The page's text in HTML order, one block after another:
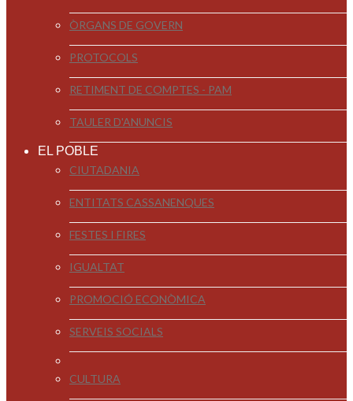
ÒRGANS DE GOVERN
PROTOCOLS
RETIMENT DE COMPTES - PAM
TAULER D'ANUNCIS
EL POBLE
CIUTADANIA
ENTITATS CASSANENQUES
FESTES I FIRES
IGUALTAT
PROMOCIÓ ECONÒMICA
SERVEIS SOCIALS
CULTURA